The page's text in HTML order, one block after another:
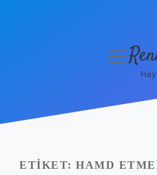
Yasal Uyarı
menüyü
ETIKET: HAMD